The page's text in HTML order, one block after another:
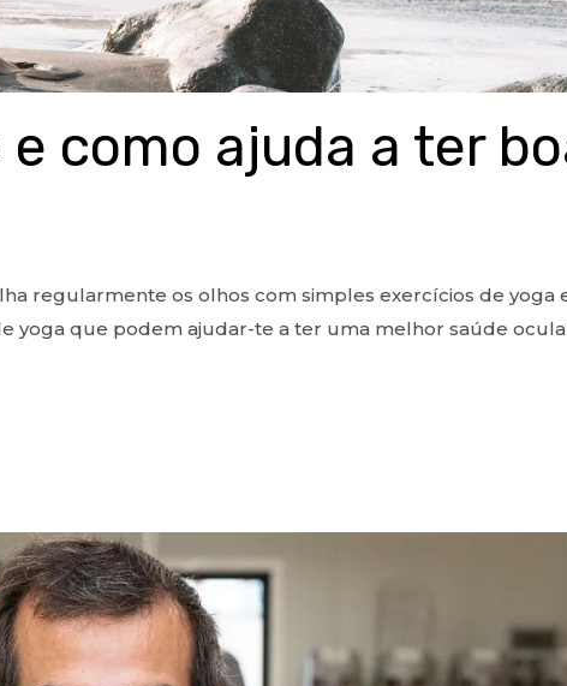
e como ajuda a ter
regularmente os olhos com simples exercícios de yoga
yoga que podem ajudar-te a ter uma melhor saúde